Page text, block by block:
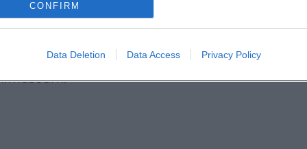
CONFIRM
Data Deletion Data Access Privacy Policy
Achtsamkeit, Ruhe und neuer Eindrücke.
sein. ([erding.de]